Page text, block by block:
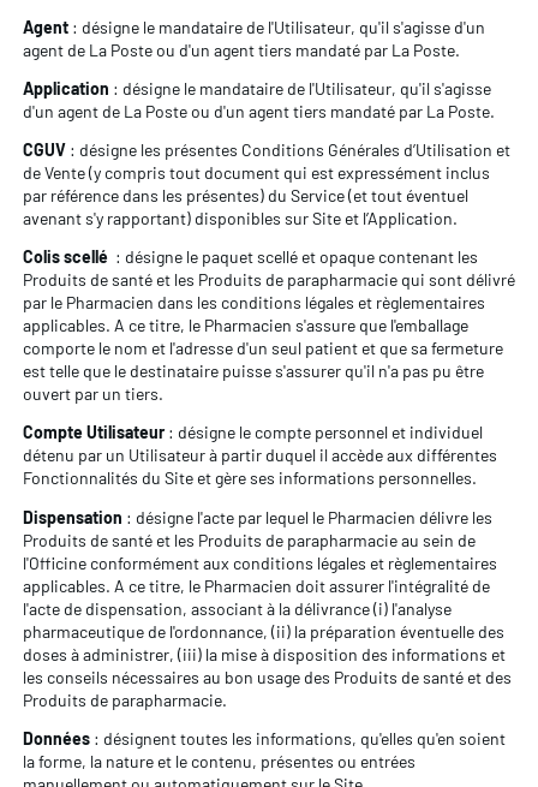
Agent : désigne le mandataire de l'Utilisateur, qu'il s'agisse d'un
agent de La Poste ou d'un agent tiers mandaté par La Poste.
Application : désigne le mandataire de l'Utilisateur, qu'il s'agisse
d'un agent de La Poste ou d'un agent tiers mandaté par La Poste.
CGUV : désigne les présentes Conditions Générales d’Utilisation et
de Vente (y compris tout document qui est expressément inclus
par référence dans les présentes) du Service (et tout éventuel
avenant s'y rapportant) disponibles sur Site et l’Application.
Colis scellé : désigne le paquet scellé et opaque contenant les
Produits de santé et les Produits de parapharmacie qui sont délivré
par le Pharmacien dans les conditions légales et règlementaires
applicables. A ce titre, le Pharmacien s'assure que l'emballage
comporte le nom et l'adresse d'un seul patient et que sa fermeture
est telle que le destinataire puisse s'assurer qu'il n'a pas pu être
ouvert par un tiers.
Compte Utilisateur: désigne le compte personnel et individuel
détenu par un Utilisateur à partir duquel il accède aux différentes
Fonctionnalités du Site et gère ses informations personnelles.
Dispensation : désigne l'acte par lequel le Pharmacien délivre les
Produits de santé et les Produits de parapharmacie au sein de
l'Officine conformément aux conditions légales et règlementaires
applicables. A ce titre, le Pharmacien doit assurer l'intégralité de
l'acte de dispensation, associant à la délivrance (i) l'analyse
pharmaceutique de l'ordonnance, (ii) la préparation éventuelle des
doses à administrer, (iii) la mise à disposition des informations et
les conseils nécessaires au bon usage des Produits de santé et des
Produits de parapharmacie.
Données : désignent toutes les informations, qu'elles qu'en soient
la forme, la nature et le contenu, présentes ou entrées